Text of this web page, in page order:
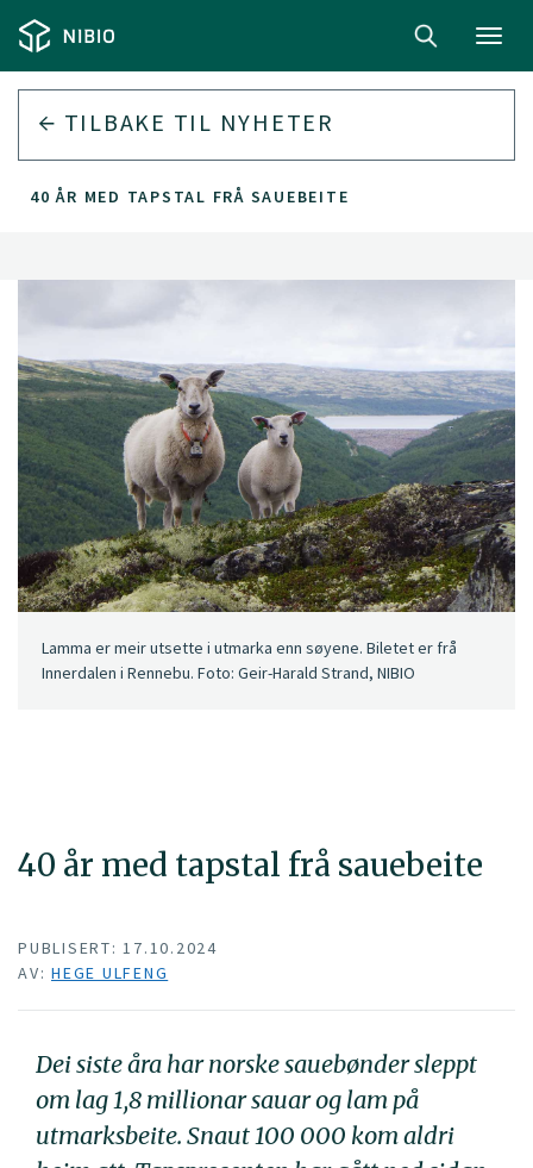
TILBAKE TIL NYHETER
40 ÅR MED TAPSTAL FRÅ SAUEBEITE
40 år med tapstal frå sauebeite
Lamma er meir utsette i utmarka enn søyene. Biletet er frå
Innerdalen i Rennebu. Foto: Geir-Harald Strand, NIBIO
PUBLISERT: 17.10.2024
AV: HEGE ULFENG
Dei siste åra har norske sauebønder sleppt
om lag 1,8 millionar sauar og lam på
utmarksbeite. Snaut 100 000 kom aldri